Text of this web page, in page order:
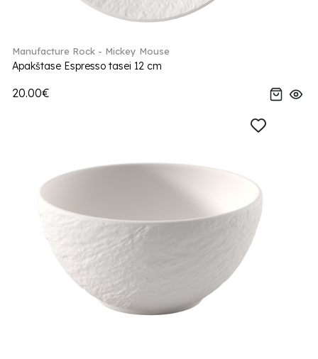
Manufacture Rock - Mickey Mouse
Apakštase Espresso tasei 12 cm
20.00€